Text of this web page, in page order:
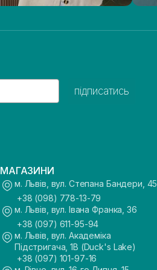
підписатись
МАГАЗИНИ
м. Львів, вул. Степана Бандери, 45
+38 (098) 778-13-79
м. Львів, вул. Івана Франка, 36
+38 (097) 611-95-94
м. Львів, вул. Академіка
Підстригача, 1В (Duck's Lake)
+38 (097) 101-97-16